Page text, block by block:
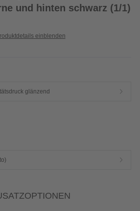
und hinten schwarz (1/1)
einblenden
glänzend